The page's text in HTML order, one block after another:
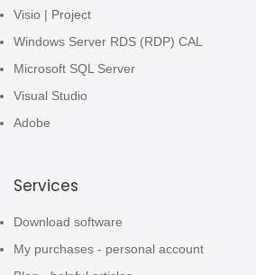
Visio | Project
Windows Server RDS (RDP) CAL
Microsoft SQL Server
Visual Studio
Adobe
Services
Download software
My purchases - personal account